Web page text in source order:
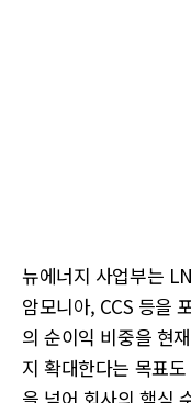
뉴에너지 사업부는
암모니아, CCS 등을
의 순이익 비중을 현
지 확대한다는 목표